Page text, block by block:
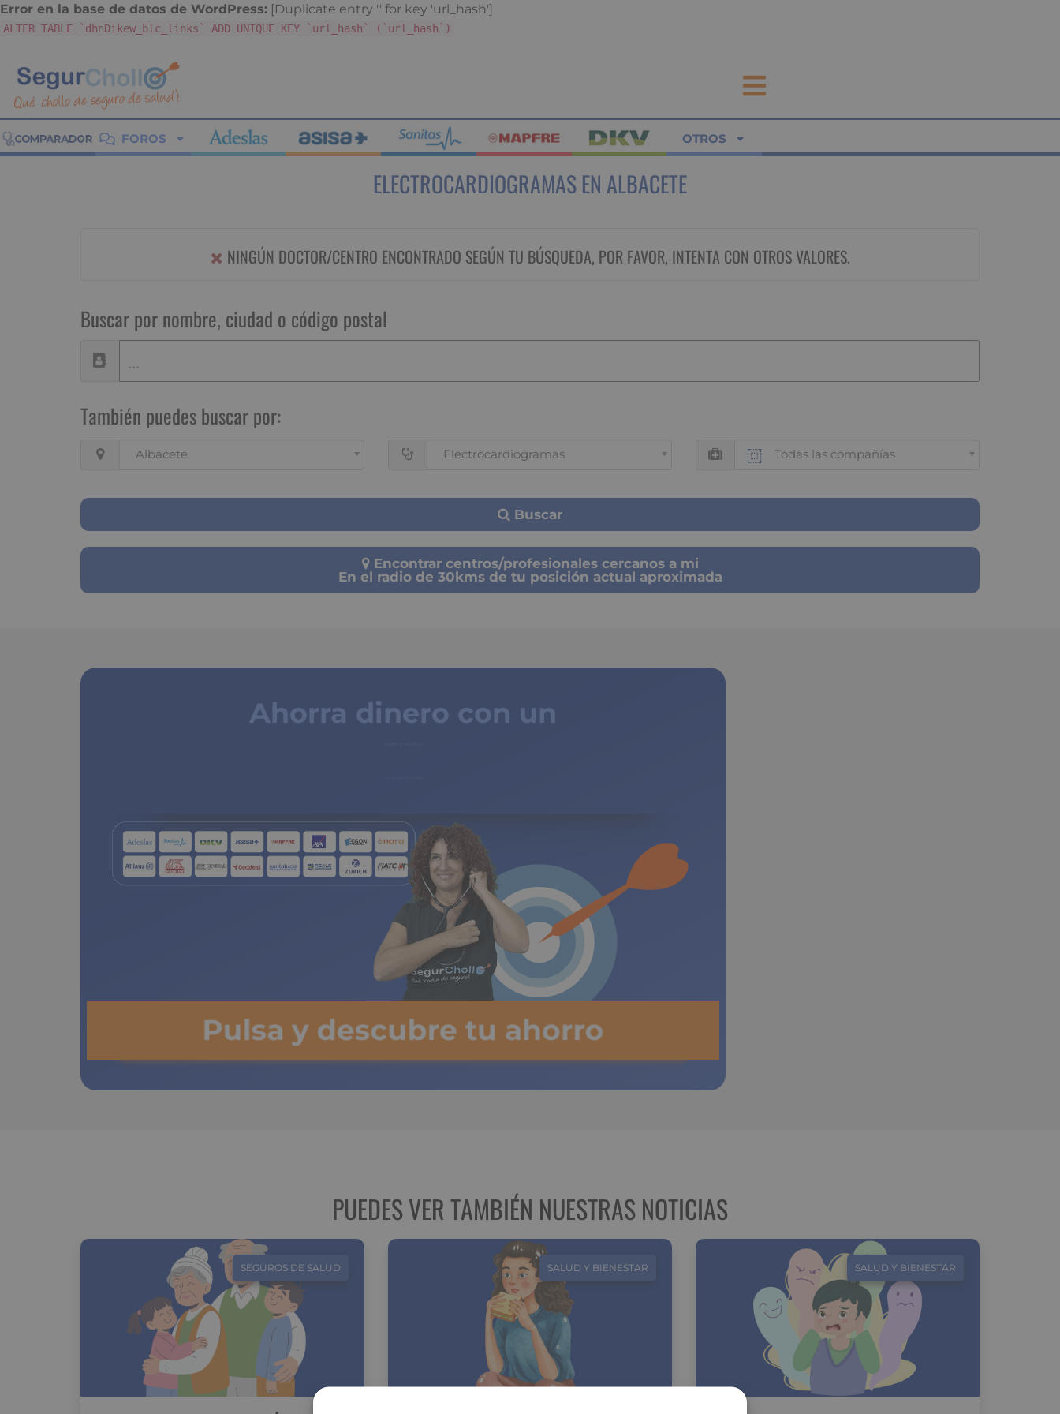
Error en la base de datos de WordPress: [Duplicate entry '' for key 'url_hash']
ALTER TABLE `dhnDikew_blc_links` ADD UNIQUE KEY `url_hash` (`url_hash`)
FOROS OTROS
ELECTROCARDIOGRAMAS EN ALBACETE
NINGÚN DOCTOR/CENTRO ENCONTRADO SEGÚN TU BÚSQUEDA, POR FAVOR, INTENTA CON OTROS VALORES.
Buscar por nombre, ciudad o código postal
También puedes buscar por:
Albacete Electrocardiogramas Todas las compañías
Buscar
Encontrar centros/profesionales cercanos a mi
En el radio de 30kms de tu posición actual aproximada
Ahorra dinero con un
Pulsa y descubre tu ahorro
PUEDES VER TAMBIÉN NUESTRAS NOTICIAS
SEGUROS DE SALUD SALUD Y BIENESTAR SALUD Y BIENESTAR